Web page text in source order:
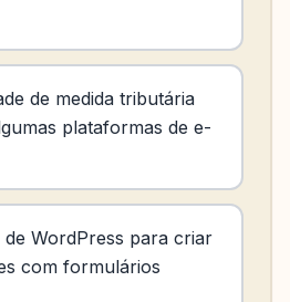
de medida tributária
plataformas de e-
de WordPress para criar
com formulários